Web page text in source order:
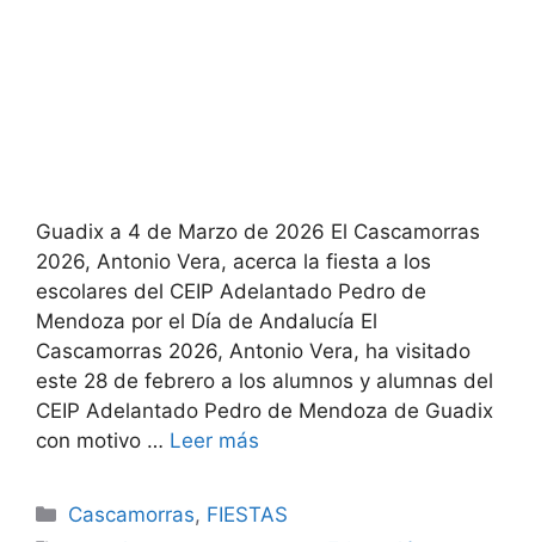
Guadix a 4 de Marzo de 2026 El Cascamorras
2026, Antonio Vera, acerca la fiesta a los
escolares del CEIP Adelantado Pedro de
Mendoza por el Día de Andalucía El
Cascamorras 2026, Antonio Vera, ha visitado
este 28 de febrero a los alumnos y alumnas del
CEIP Adelantado Pedro de Mendoza de Guadix
con motivo … Leer más
Categorías
Cascamorras, FIESTAS